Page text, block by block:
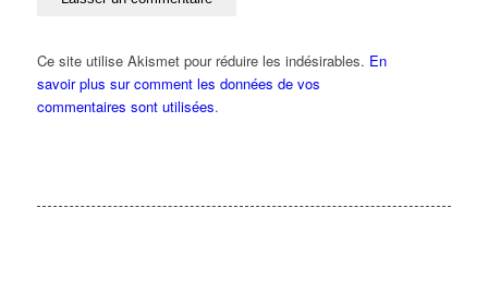
Ce site utilise Akismet pour réduire les indésirables. En
savoir plus sur comment les données de vos
commentaires sont utilisées.